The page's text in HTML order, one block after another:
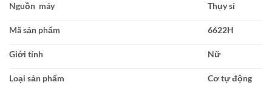
Nguồn máy Thụy sỉ
Mã sản phẩm 6622H
Giới tính Nữ
Loại sản phẩm Cơ tự động